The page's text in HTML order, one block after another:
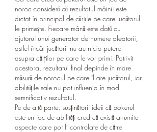
noroc consideră că rezultatul mâinii este
dictat în principal de cărțile pe care jucătorul
le primește. Fiecare mână este dată cu
ajutorul unui generator de numere aleatorii,
astfel încât jucătorii nu au nicio putere
asupra cărților pe care le vor primi. Potrivit
acestora, rezultatul final depinde în mare
măsură de norocul pe care îl are jucătorul, iar
abilitățile sale nu pot influența în mod
semnificativ rezultatul.
Pe de altă parte, susținătorii ideii că pokerul
este un joc de abilități cred că există anumite
aspecte care pot fi controlate de către